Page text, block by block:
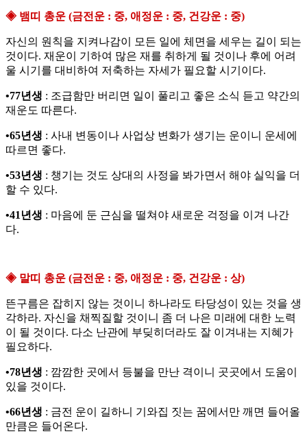
◈ 뱀띠 총운 (금전운 : 중, 애정운 : 중, 건강운 : 중)
자신의 원칙을 지켜나감이 모든 일에 체면을 세우는 길이 되는
것이다. 재운이 기하여 많은 재를 취하게 될 것이나 후에 어려
울 시기를 대비하여 저축하는 자세가 필요할 시기이다.
•77년생 : 조급함만 버리면 일이 풀리고 좋은 소식 듣고 약간의
재운도 따른다.
•65년생 : 사내 변동이나 사업상 변화가 생기는 운이니 운세에
따르면 좋다.
•53년생 : 챙기는 것도 상대의 사정을 봐가면서 해야 실익을 더
할 수 있다.
•41년생 : 마음에 둔 근심을 떨쳐야 새로운 걱정을 이겨 나간
다.
◈ 말띠 총운 (금전운 : 중, 애정운 : 중, 건강운 : 상)
뜬구름은 잡히지 않는 것이니 하나라도 타당성이 있는 것을 생
각하라. 자신을 채찍질할 것이니 좀 더 나은 미래에 대한 노력
이 될 것이다. 다소 난관에 부딪히더라도 잘 이겨내는 지혜가
필요하다.
•78년생 : 깜깜한 곳에서 등불을 만난 격이니 곳곳에서 도움이
있을 것이다.
•66년생 : 금전 운이 길하니 기와집 짓는 꿈에서만 깨면 들어올
만큼은 들어온다.